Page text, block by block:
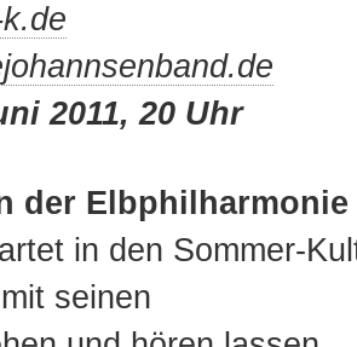
2011, 20 Uhr
der Elbphilharmonie
in den Sommer-
seinen